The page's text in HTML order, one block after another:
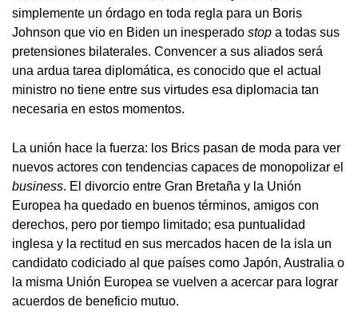
simplemente un órdago en toda regla para un Boris
Johnson que vio en Biden un inesperado stop a todas sus
pretensiones bilaterales. Convencer a sus aliados será
una ardua tarea diplomática, es conocido que el actual
ministro no tiene entre sus virtudes esa diplomacia tan
necesaria en estos momentos.
La unión hace la fuerza: los Brics pasan de moda para ver
nuevos actores con tendencias capaces de monopolizar el
business. El divorcio entre Gran Bretaña y la Unión
Europea ha quedado en buenos términos, amigos con
derechos, pero por tiempo limitado; esa puntualidad
inglesa y la rectitud en sus mercados hacen de la isla un
candidato codiciado al que países como Japón, Australia o
la misma Unión Europea se vuelven a acercar para lograr
acuerdos de beneficio mutuo.